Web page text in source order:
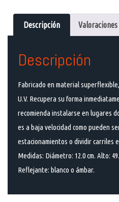
Descripción Valoraciones
Descripción
Fabricado en material
U.V. Recupera su forma
recomienda instalarse en lugares
es a baja velocidad como pueden
estacionamientos o dividir carriles
Medidas: Diámetro: 12.0 cm. Alto:
Reflejante: blanco o ámbar.